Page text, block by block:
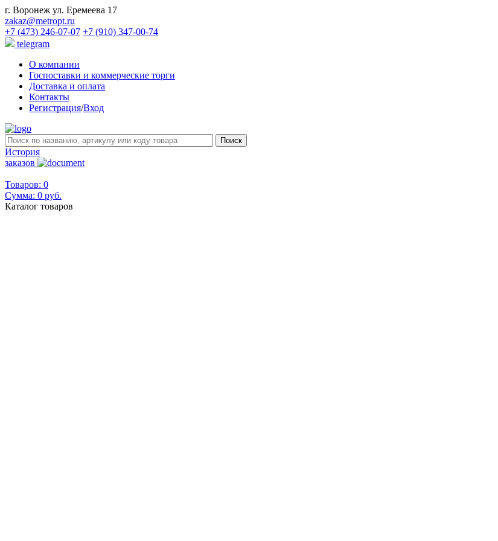
г. Воронеж ул. Еремеева 17
zakaz@metropt.ru
+7 (473) 246-07-07 +7 (910) 347-00-74
telegram
О компании
Госпоставки и коммерческие торги
Доставка и оплата
Контакты
Регистрация/Вход
История
заказов
Товаров: 0
Сумма: 0 руб.
Каталог товаров